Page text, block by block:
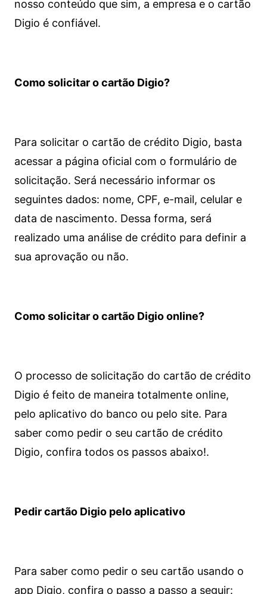
nosso conteúdo que sim, a empresa e o cartão
Digio é confiável.
Como solicitar o cartão Digio?
Para solicitar o cartão de crédito Digio, basta
acessar a página oficial com o formulário de
solicitação. Será necessário informar os
seguintes dados: nome, CPF, e-mail, celular e
data de nascimento. Dessa forma, será
realizado uma análise de crédito para definir a
sua aprovação ou não.
Como solicitar o cartão Digio online?
O processo de solicitação do cartão de crédito
Digio é feito de maneira totalmente online,
pelo aplicativo do banco ou pelo site. Para
saber como pedir o seu cartão de crédito
Digio, confira todos os passos abaixo!.
Pedir cartão Digio pelo aplicativo
Para saber como pedir o seu cartão usando o
app Digio, confira o passo a passo a seguir: